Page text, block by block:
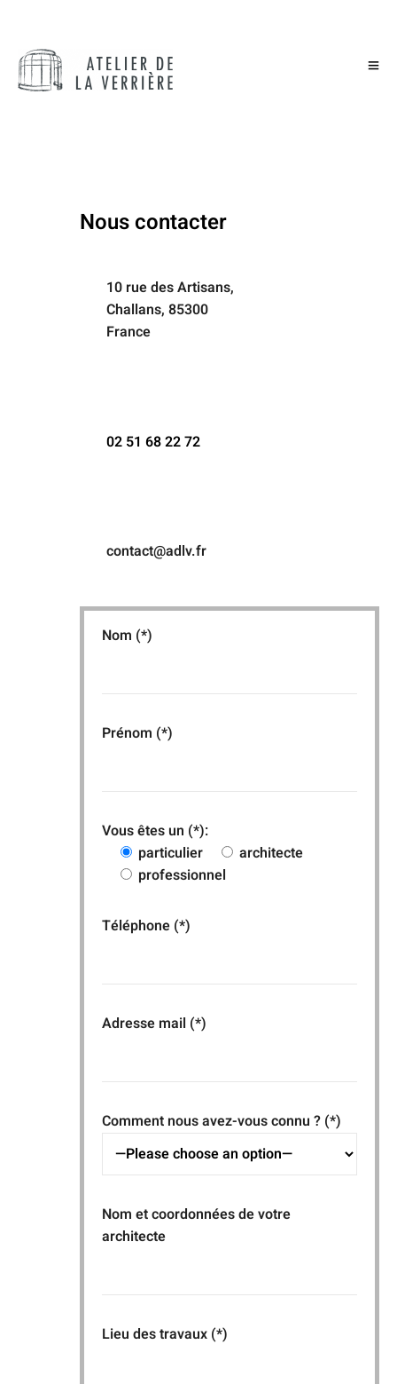
Nous contacter
10 rue des Artisans,
Challans, 85300
France
02 51 68 22 72
contact@adlv.fr
Nom (*)
Prénom (*)
Vous êtes un (*):
particulier
architecte
professionnel
Téléphone (*)
Adresse mail (*)
Comment nous avez-vous connu ? (*)
Nom et coordonnées de votre
architecte
Lieu des travaux (*)